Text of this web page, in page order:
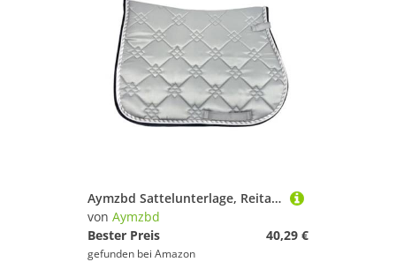
Aymzbd Sattelunterlage, Reitausrüstung, Atmungsaktiv, Bequem, Schweißabsorbierend, Kissen
von Aymzbd
Bester Preis
40,29 €
gefunden bei Amazon